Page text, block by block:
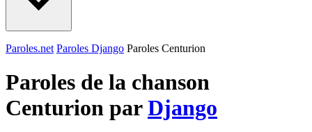
Paroles.net Paroles Django Paroles Centurion
Paroles de la chanson
Centurion parDjango